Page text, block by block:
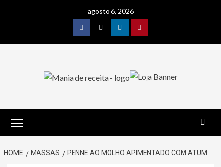
agosto 6, 2026
FacebookTwitterLinkedinPinterest
Menu
HOME MASSAS PENNE AO MOLHO APIMENTADO COM ATUM